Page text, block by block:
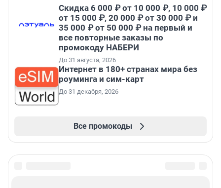
Скидка 6 000 ₽ от 10 000 ₽, 10 000 ₽
от 15 000 ₽, 20 000 ₽ от 30 000 ₽ и
35 000 ₽ от 50 000 ₽ на первый и
все повторные заказы по
промокоду НАБЕРИ
До 31 августа, 2026
Интернет в 180+ странах мира без
роуминга и сим-карт
До 31 декабря, 2026
Все промокоды